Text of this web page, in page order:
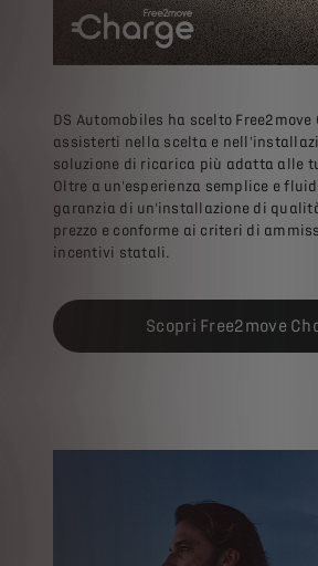
DS Automobiles ha scelto Free2move
assisterti nella scelta e
soluzione di ricarica più adatta alle
Oltre a un'esperienza semplice e
garanzia di un'installazione di
prezzo e conforme ai criteri di
incentivi statali.
Scopri Free2move